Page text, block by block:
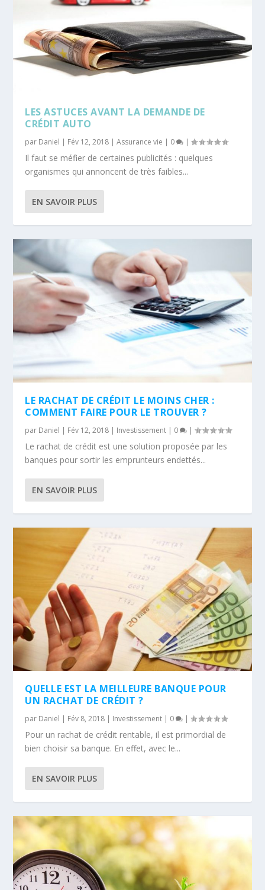
LES ASTUCES AVANT LA DEMANDE DE
CRÉDIT AUTO
par Daniel | Fév 12, 2018 |Assurance vie | 0 |
Il faut se méfier de certaines publicités : quelques
organismes qui annoncent de très faibles...
EN SAVOIR PLUS
LE RACHAT DE CRÉDIT LE MOINS CHER :
COMMENT FAIRE POUR LE TROUVER ?
par Daniel | Fév 12, 2018 | Investissement | 0 |
Le rachat de crédit est une solution proposée par les
banques pour sortir les emprunteurs endettés...
EN SAVOIR PLUS
QUELLE EST LA MEILLEURE BANQUE POUR
UN RACHAT DE CRÉDIT ?
par Daniel | Fév 8, 2018 | Investissement | 0 |
Pour un rachat de crédit rentable, il est primordial de
bien choisir sa banque. En effet, avec le...
EN SAVOIR PLUS